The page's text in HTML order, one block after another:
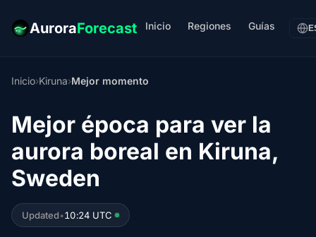
AuroraForecast Inicio Regiones Guías
Inicio›Kiruna›Mejor momento
Mejor época para ver la
aurora boreal en Kiruna,
Sweden
Updated•10:24 UTC